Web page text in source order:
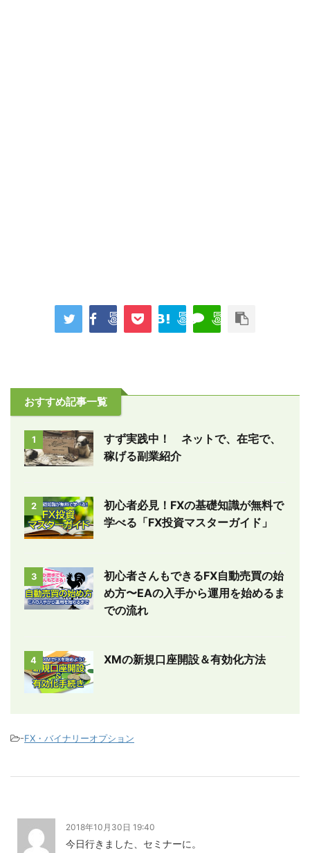
おすすめ記事一覧
1
すず実践中！ ネットで、在宅で、
稼げる副業紹介
2
初心者必見！FXの基礎知識が無料で
学べる「FX投資マスターガイド」
3
初心者さんもできるFX自動売買の始
め方〜EAの入手から運用を始めるま
での流れ
4 XMの新規口座開設＆有効化方法
-FX・バイナリーオプション
2018年10月30日 19:40
今日行きました、セミナーに。